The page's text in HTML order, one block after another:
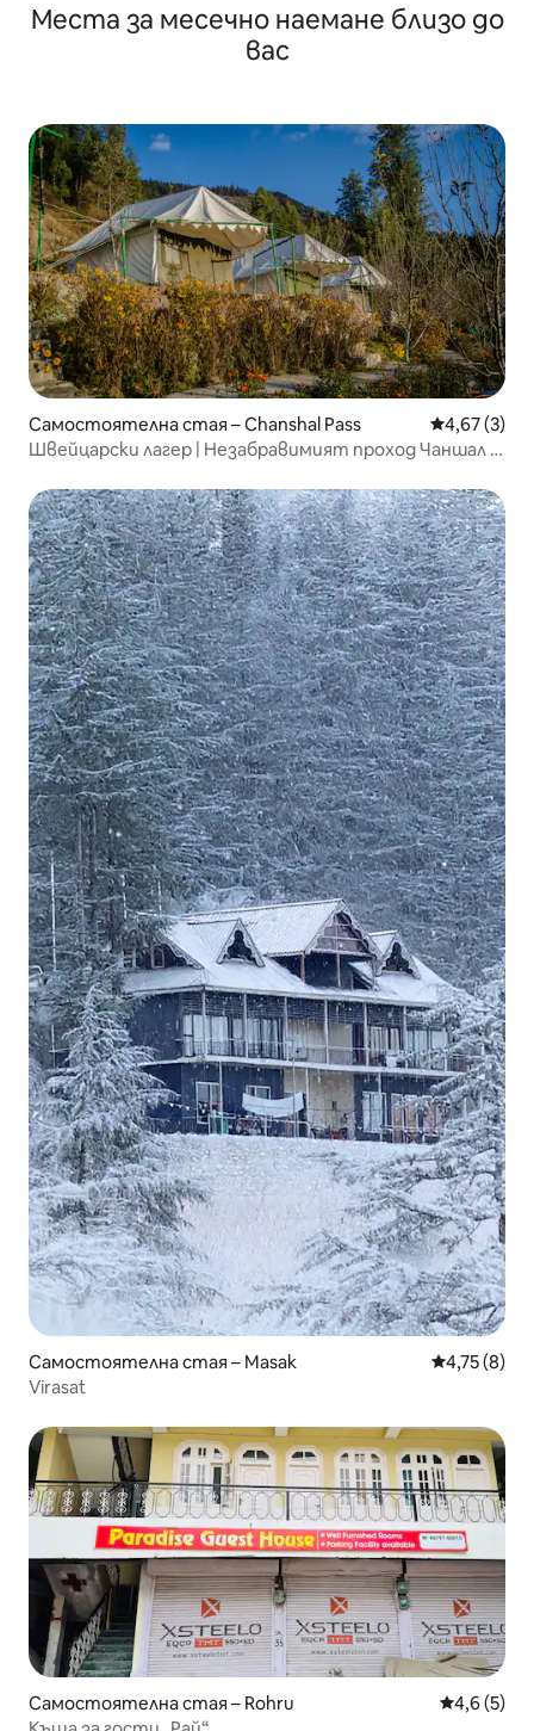
Места за месечно наемане близо до
вас
Самостоятелна стая – Chanshal Pass Средна
4,67 (3)
Швейцарски лагер | Незабравимият проход Чаншал |
Самостоятелна стая – Masak Средна
4,75 (8)
Virasat
Самостоятелна стая – Rohru Средна
4,6 (5)